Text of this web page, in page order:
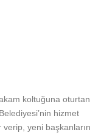
koltuğuna oturtan
hizmet
yeni başkanların